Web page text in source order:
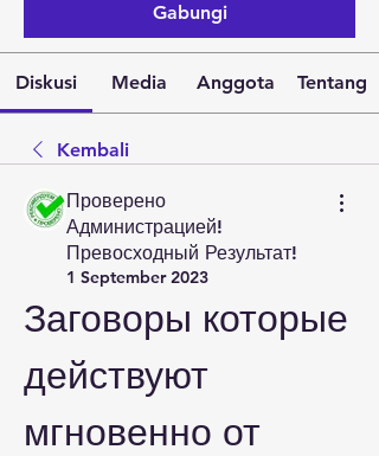
Gabungi
Diskusi Media Anggota Tentang
Kembali
Проверено
Администрацией!
Превосходный Результат!
1 September 2023
Заговоры которые
действуют
мгновенно от